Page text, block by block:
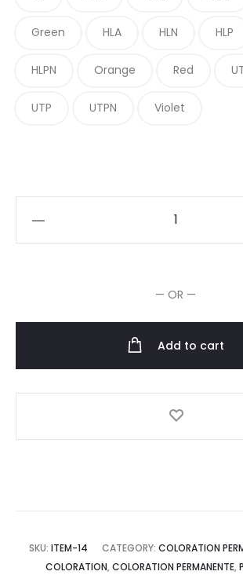
Green HLA HLN HLP
HLPN Orange Red
UTP UTPN Violet
permanente
quantity
— OR —
Add to cart
SKU: ITEM-14 CATEGORY: COLORATION
COLORATION, COLORATION PERMANENTE,